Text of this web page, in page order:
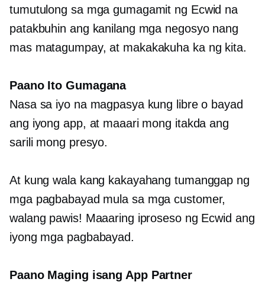
tumutulong sa mga gumagamit ng Ecwid na
patakbuhin ang kanilang mga negosyo nang
mas matagumpay, at makakakuha ka ng kita.
Paano Ito Gumagana
Nasa sa iyo na magpasya kung libre o bayad
ang iyong app, at maaari mong itakda ang
sarili mong presyo.
At kung wala kang kakayahang tumanggap ng
mga pagbabayad mula sa mga customer,
walang pawis! Maaaring iproseso ng Ecwid ang
iyong mga pagbabayad.
Paano Maging isang App Partner